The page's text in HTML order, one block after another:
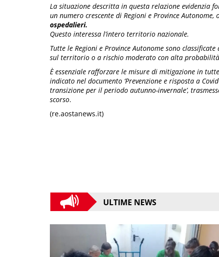
La situazione descritta in questa relazione
un numero crescente di Regioni e Province
ospedalieri.
Questo interessa l’intero territorio nazionale.
Tutte le Regioni e Province Autonome sono
sul territorio o a rischio moderato con alta
È essenziale rafforzare le misure di mitigazione in
indicato nel documento ‘Prevenzione e risposta a
transizione per il periodo autunno-invernale’,
scorso.
(re.aostanews.it)
ULTIME NEWS